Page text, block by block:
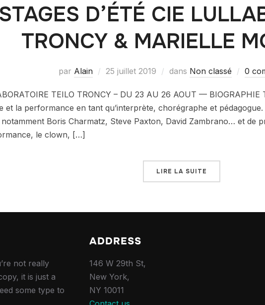
STAGES D’ÉTÉ CIE
TRONCY & MARIELLE
par Alain 25 juillet 2019 dans Non classé 0
TEILO TRONCY – DU 23 AU 26 AOUT —
et la performance en tant qu’interprète, chorégraphe et
Boris Charmatz, Steve Paxton, David Zambrano… et de
le clown, […]
LIRE LA SUITE
not really
it is just a
some type to
ADDRESS
146 W 29th St,
New York,
NY 10011